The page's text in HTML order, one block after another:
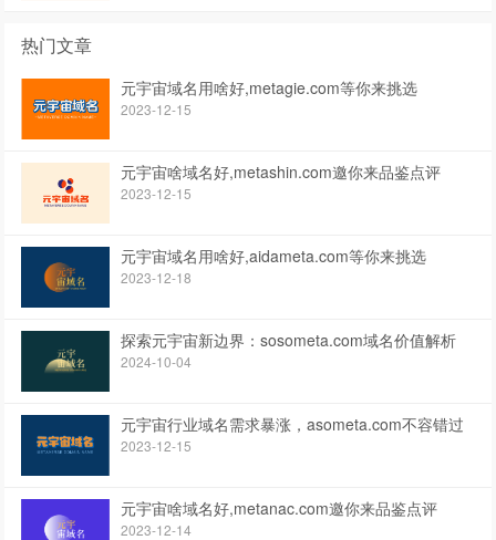
热门文章
元宇宙域名用啥好,metagie.com等你来挑选
2023-12-15
元宇宙啥域名好,metashin.com邀你来品鉴点评
2023-12-15
元宇宙域名用啥好,aidameta.com等你来挑选
2023-12-18
探索元宇宙新边界：sosometa.com域名价值解析
2024-10-04
元宇宙行业域名需求暴涨，asometa.com不容错过
2023-12-15
元宇宙啥域名好,metanac.com邀你来品鉴点评
2023-12-14